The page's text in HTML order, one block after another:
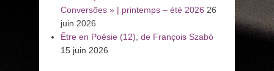
Conversões » | printemps – été 2026 26
juin 2026
Être en Poésie (12), de François Szabó
15 juin 2026